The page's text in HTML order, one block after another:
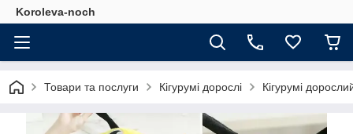
Koroleva-noch
Товари та послуги Кігурумі дорослі Кігурумі